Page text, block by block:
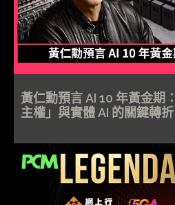
黃仁勳預言 AI 10 年黃金期
主權」與實體 AI 的關鍵轉折